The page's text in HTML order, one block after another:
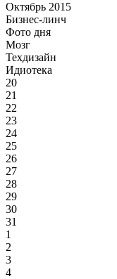
Октябрь 2015
Бизнес-линч
Фото дня
Мозг
Техдизайн
Идиотека
20
21
22
23
24
25
26
27
28
29
30
31
1
2
3
4